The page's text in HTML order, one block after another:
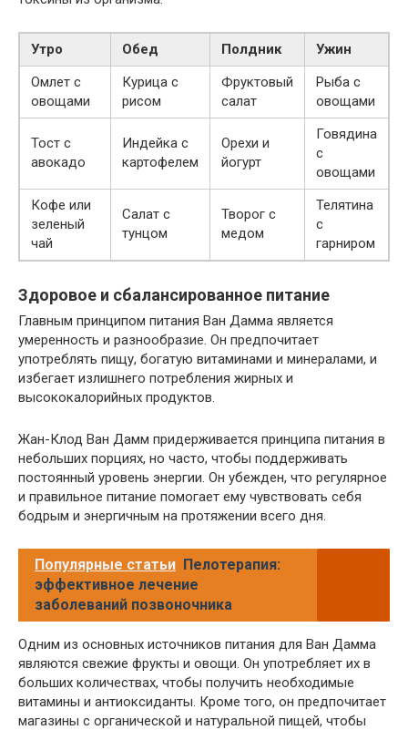
Утро Обед Полдник
Ужин
Омлет с
овощами
Курица с
рисом
Фруктовый
салат
Рыба с
овощами
Тост с
авокадо
Индейка с
картофелем
Орехи и
йогурт
Говядина
с
овощами
Кофе или
зеленый
чай
Салат с
тунцом
Творог с
медом
Телятина
с
гарниром
Здоровое и сбалансированное питание
Главным принципом питания Ван Дамма является
умеренность и разнообразие. Он предпочитает
употреблять пищу, богатую витаминами и минералами, и
избегает излишнего потребления жирных и
высококалорийных продуктов.
Жан-Клод Ван Дамм придерживается принципа питания в
небольших порциях, но часто, чтобы поддерживать
постоянный уровень энергии. Он убежден, что регулярное
и правильное питание помогает ему чувствовать себя
бодрым и энергичным на протяжении всего дня.
Популярные статьи Пелотерапия:
эффективное лечение
заболеваний позвоночника
Одним из основных источников питания для Ван Дамма
являются свежие фрукты и овощи. Он употребляет их в
больших количествах, чтобы получить необходимые
витамины и антиоксиданты. Кроме того, он предпочитает
магазины с органической и натуральной пищей, чтобы